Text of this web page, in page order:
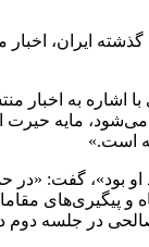
ایران،
با اشاره به
است.»
او بود»، گفت:
و پیگیری‌های
در جلسه دوم